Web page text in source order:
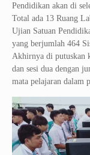
Pendidikan akan di
Total ada 13 Ruang
Ujian Satuan
yang berjumlah 464
Akhirnya di putuskan
dan sesi dua dengan
mata pelajaran dalam